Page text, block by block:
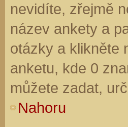
nevidíte, zřejmě
název ankety a
otázky a klikněte
anketu, kde 0
můžete zadat,
Nahoru